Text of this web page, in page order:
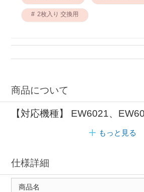
2枚入り 交換用
商品について
【対応機種】 EW6021、
もっと見る
仕様詳細
商品名